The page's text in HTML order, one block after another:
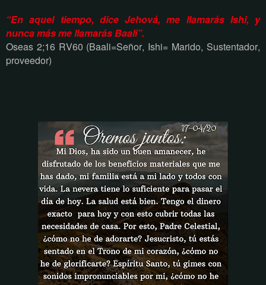
“En aquel tiempo, dice Jehová, me llamarás Ishi, y
nunca más me llamarás Baali”.
Oseas 2;16 RV60 (Baali=Señor, Ishi= Marido, Sustentador,
proveedor)